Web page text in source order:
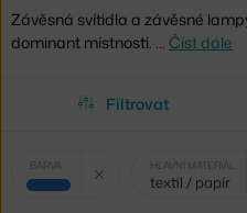
Závěsná svítidla a závěsné
dominant místnosti. … Číst dále
Filtrovat
Vybrané
filtry:
BARVA
modrá
Zrušit filtr
HLAVNÍ MATERIÁL
textil / papír